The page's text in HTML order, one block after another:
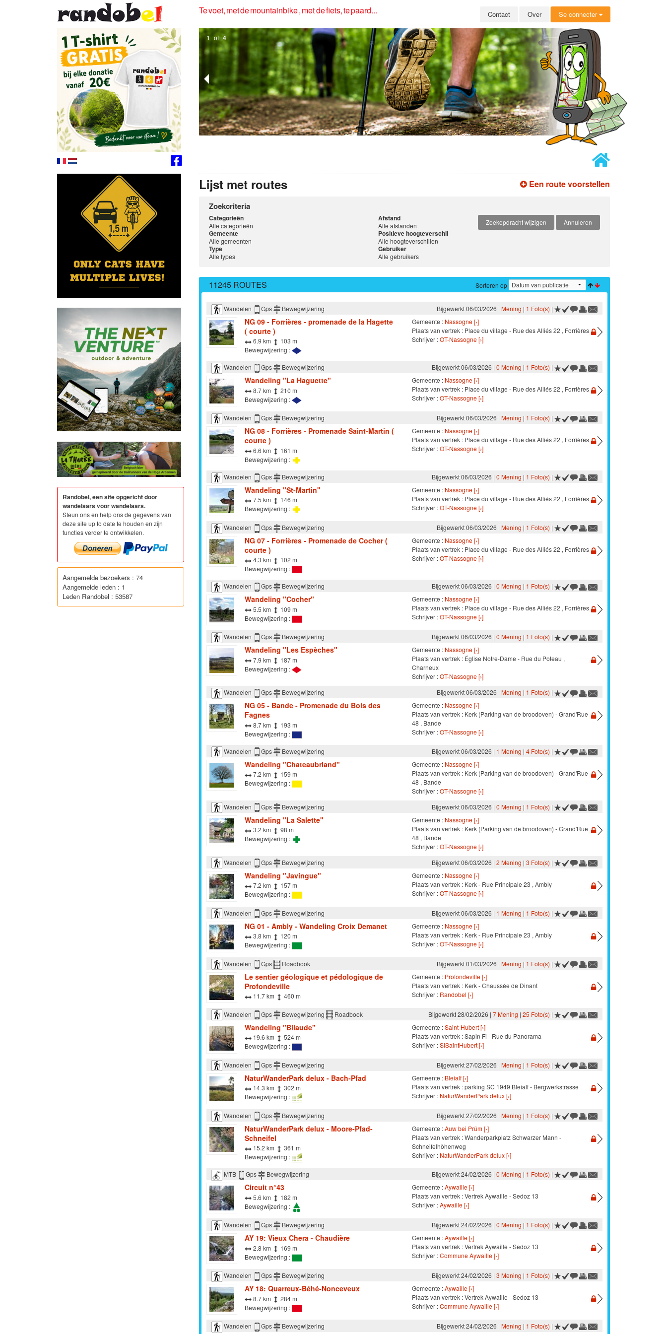
Te voet, met de mountainbike , met de fiets, te paard... Contact Over Se connecter
2 of 4
Een route voorstellen
Lijst met routes
Zoekcriteria
Categorieën
Alle categorieën
Gemeente
Alle gemeenten
Type
Alle types
Zoekopdracht wijzigen Annuleren
Afstand
Alle afstanden
Positieve hoogteverschil
Alle hoogteverschillen
Gebruiker
Alle gebruikers
Sorteren op
11245 ROUTES
Bijgewerkt 06/03/2026 | Mening | 1 Foto(s) |
Wandelen Gps Bewegwijzering
NG 09 - Forrières - promenade de la Hagette
( courte )
6.9 km
103 m
Bewegwijzering :
Gemeente : Nassogne [›]
Plaats van vertrek : Place du village - Rue des Alliés 22 , Forrières
Schrijver :OT-Nassogne [›]
Bijgewerkt 06/03/2026 | 0 Mening | 1 Foto(s) |
Wandelen Gps Bewegwijzering
Wandeling "La Haguette"
8.7 km
210 m
Bewegwijzering :
Gemeente : Nassogne [›]
Plaats van vertrek : Place du village - Rue des Alliés 22 , Forrières
Schrijver :OT-Nassogne [›]
Bijgewerkt 06/03/2026 | Mening | 1 Foto(s) |
Wandelen Gps Bewegwijzering
NG 08 - Forrières - Promenade Saint-Martin (
courte )
6.6 km
161 m
Bewegwijzering :
Gemeente : Nassogne [›]
Plaats van vertrek : Place du village - Rue des Alliés 22 , Forrières
Schrijver :OT-Nassogne [›]
Bijgewerkt 06/03/2026 | 0 Mening | 1 Foto(s) |
Wandelen Gps Bewegwijzering
Wandeling "St-Martin"
7.5 km
146 m
Bewegwijzering :
Gemeente : Nassogne [›]
Plaats van vertrek : Place du village - Rue des Alliés 22 , Forrières
Schrijver :OT-Nassogne [›]
Bijgewerkt 06/03/2026 | Mening | 1 Foto(s) |
Wandelen Gps Bewegwijzering
NG 07 - Forrières - Promenade de Cocher (
courte )
4.3 km
102 m
Bewegwijzering :
Gemeente : Nassogne [›]
Plaats van vertrek : Place du village - Rue des Alliés 22 , Forrières
Schrijver :OT-Nassogne [›]
Bijgewerkt 06/03/2026 | 0 Mening | 1 Foto(s) |
Wandelen Gps Bewegwijzering
Wandeling "Cocher"
5.5 km
109 m
Bewegwijzering :
Gemeente : Nassogne [›]
Plaats van vertrek : Place du village - Rue des Alliés 22 , Forrières
Schrijver :OT-Nassogne [›]
Bijgewerkt 06/03/2026 | 0 Mening | 1 Foto(s) |
Wandelen Gps Bewegwijzering
Wandeling "Les Espèches"
7.9 km
187 m
Bewegwijzering :
Gemeente : Nassogne [›]
Plaats van vertrek : Église Notre-Dame - Rue du Poteau ,
Charneux
Schrijver :OT-Nassogne [›]
Bijgewerkt 06/03/2026 | Mening | 1 Foto(s) |
Wandelen Gps Bewegwijzering
NG 05 - Bande - Promenade du Bois des
Fagnes
8.7 km
193 m
Bewegwijzering :
Gemeente : Nassogne [›]
Plaats van vertrek : Kerk (Parking van de broodoven) - Grand'Rue
48 , Bande
Schrijver :OT-Nassogne [›]
Bijgewerkt 06/03/2026 | 1 Mening | 4 Foto(s) |
Wandelen Gps Bewegwijzering
Wandeling "Chateaubriand"
7.2 km
159 m
Bewegwijzering :
Gemeente : Nassogne [›]
Plaats van vertrek : Kerk (Parking van de broodoven) - Grand'Rue
48 , Bande
Schrijver :OT-Nassogne [›]
Bijgewerkt 06/03/2026 | 0 Mening | 1 Foto(s) |
Wandelen Gps Bewegwijzering
Wandeling "La Salette"
3.2 km
98 m
Bewegwijzering :
Gemeente : Nassogne [›]
Plaats van vertrek : Kerk (Parking van de broodoven) - Grand'Rue
48 , Bande
Schrijver :OT-Nassogne [›]
Bijgewerkt 06/03/2026 | 2 Mening | 3 Foto(s) |
Wandelen Gps Bewegwijzering
Wandeling "Javingue"
7.2 km
157 m
Bewegwijzering :
Gemeente : Nassogne [›]
Plaats van vertrek : Kerk - Rue Principale 23 , Ambly
Schrijver :OT-Nassogne [›]
Bijgewerkt 06/03/2026 | 1 Mening | 1 Foto(s) |
Wandelen Gps Bewegwijzering
NG 01 - Ambly - Wandeling Croix Demanet
3.8 km
120 m
Bewegwijzering :
Gemeente : Nassogne [›]
Plaats van vertrek : Kerk - Rue Principale 23 , Ambly
Schrijver :OT-Nassogne [›]
Bijgewerkt 01/03/2026 | Mening | 1 Foto(s) |
Wandelen Gps Roadbook
Le sentier géologique et pédologique de
Profondeville
11.7 km 460 m
Gemeente : Profondeville [›]
Plaats van vertrek : Kerk - Chaussée de Dinant
Schrijver : Randobel [›]
Bijgewerkt 28/02/2026 | 7 Mening | 25 Foto(s) |
Wandelen Gps Bewegwijzering Roadbook
Wandeling "Bilaude"
19.6 km
524 m
Bewegwijzering :
Gemeente :Saint-Hubert [›]
Plaats van vertrek : Sapin Fi - Rue du Panorama
Schrijver :SISaintHubert [›]
Bijgewerkt 27/02/2026 | Mening | 1 Foto(s) |
Wandelen Gps Bewegwijzering
NaturWanderPark delux - Bach-Pfad
14.3 km
302 m
Bewegwijzering :
Gemeente : Bleialf [›]
Plaats van vertrek : parking SC 1949 Bleialf - Bergwerkstrasse
Schrijver : NaturWanderPark delux [›]
Bijgewerkt 27/02/2026 | Mening | 1 Foto(s) |
Wandelen Gps Bewegwijzering
NaturWanderPark delux - Moore-Pfad-
Schneifel
15.2 km
361 m
Bewegwijzering :
Gemeente :Auw bei Prüm [›]
Plaats van vertrek : Wanderparkplatz Schwarzer Mann -
Schneifelhöhenweg
Schrijver : NaturWanderPark delux [›]
Bijgewerkt 24/02/2026 | 0 Mening | 1 Foto(s) |
MTB Gps Bewegwijzering
Circuit n°43
5.6 km
182 m
Bewegwijzering :
Gemeente :Aywaille [›]
Plaats van vertrek : Vertrek Aywaille - Sedoz 13
Schrijver :Aywaille [›]
Bijgewerkt 24/02/2026 | 0 Mening | 1 Foto(s) |
Wandelen Gps Bewegwijzering
AY 19: Vieux Chera - Chaudière
2.8 km
169 m
Bewegwijzering :
Gemeente :Aywaille [›]
Plaats van vertrek : Vertrek Aywaille - Sedoz 13
Schrijver :Commune Aywaille [›]
Bijgewerkt 24/02/2026 | 3 Mening | 1 Foto(s) |
Wandelen Gps Bewegwijzering
AY 18: Quarreux-Béhé-Nonceveux
8.7 km
284 m
Bewegwijzering :
Gemeente :Aywaille [›]
Plaats van vertrek : Vertrek Aywaille - Sedoz 13
Schrijver :Commune Aywaille [›]
Bijgewerkt 24/02/2026 | Mening | 1 Foto(s) |
Wandelen Gps Bewegwijzering
Randobel, een site opgericht door
wandelaars voor wandelaars.
Steun ons en help ons de gegevens van
deze site up to date te houden en zijn
functies verder te ontwikkelen.
Aangemelde bezoekers : 74
Aangemelde leden : 1
Leden Randobel : 53587